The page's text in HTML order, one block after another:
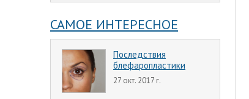
САМОЕ ИНТЕРЕСНОЕ
Последствия
блефаропластики
27 окт. 2017 г.